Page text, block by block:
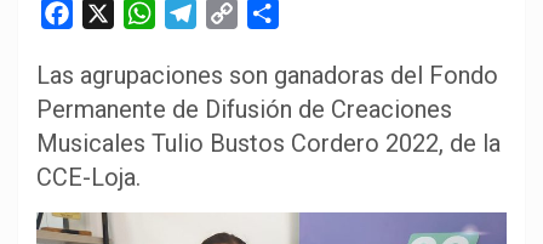
c
e
b
o
k
W
a
t
s
l
e
g
m
p
y
L
k
m
p
a
Las agrupaciones son ganadoras del Fondo
Permanente de Difusión de Creaciones
Musicales Tulio Bustos Cordero 2022, de la
CCE-Loja.